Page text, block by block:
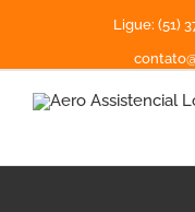
Ligue: (51)